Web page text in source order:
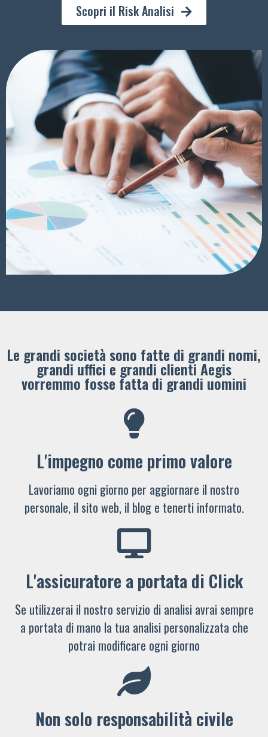
Scopri il Risk Analisi
Le grandi società sono fatte di grandi nomi,
grandi uffici e grandi clienti ​Aegis
vorremmo fosse fatta di grandi uomini
L'impegno come primo valore
Lavoriamo ogni giorno per aggiornare il nostro
personale, il sito web, il blog e tenerti informato.
L'assicuratore a portata di Click
Se utilizzerai il nostro servizio di analisi avrai sempre
a portata di mano la tua analisi personalizzata che
potrai modificare ogni giorno
Non solo responsabilità civile